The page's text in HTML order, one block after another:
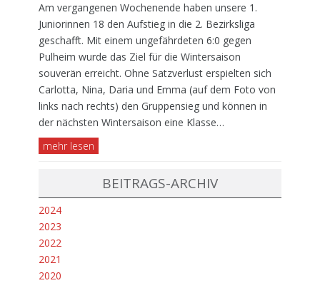
Am vergangenen Wochenende haben unsere 1.
Juniorinnen 18 den Aufstieg in die 2. Bezirksliga
geschafft. Mit einem ungefährdeten 6:0 gegen
Pulheim wurde das Ziel für die Wintersaison
souverän erreicht. Ohne Satzverlust erspielten sich
Carlotta, Nina, Daria und Emma (auf dem Foto von
links nach rechts) den Gruppensieg und können in
der nächsten Wintersaison eine Klasse…
mehr lesen
BEITRAGS-ARCHIV
2024
2023
2022
2021
2020